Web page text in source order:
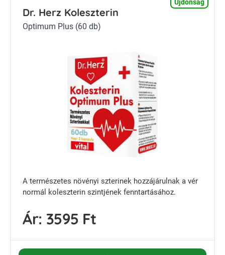
Újdonság
Dr. Herz Koleszterin
Optimum Plus (60 db)
A természetes növényi szterinek hozzájárulnak a vér
normál koleszterin szintjének fenntartásához.
Ár: 3595 Ft